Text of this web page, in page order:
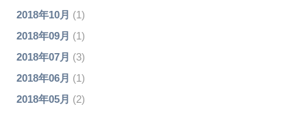
2018年10月 (1)
2018年09月 (1)
2018年07月 (3)
2018年06月 (1)
2018年05月 (2)